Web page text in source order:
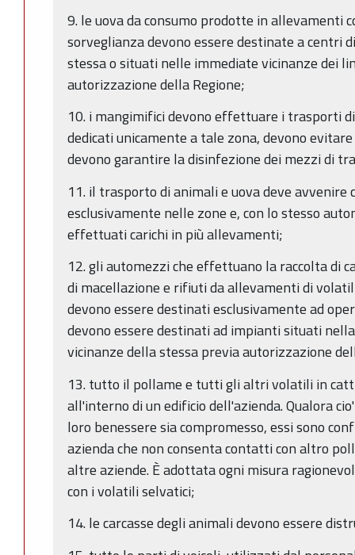
9. le uova da consumo prodotte in allevamenti
sorveglianza devono essere destinate a centri
stessa o situati nelle immediate vicinanze dei
autorizzazione della Regione;
10. i mangimifici devono effettuare i trasporti
dedicati unicamente a tale zona, devono
devono garantire la disinfezione dei mezzi di
11. il trasporto di animali e uova deve
esclusivamente nelle zone e, con lo stesso
effettuati carichi in più allevamenti;
12. gli automezzi che effettuano la raccolta di
di macellazione e rifiuti da allevamenti di
devono essere destinati esclusivamente ad
devono essere destinati ad impianti situati
vicinanze della stessa previa autorizzazione
13. tutto il pollame e tutti gli altri volatili in
all'interno di un edificio dell'azienda. Qualora
loro benessere sia compromesso, essi sono
azienda che non consenta contatti con altro
altre aziende. È adottata ogni misura
con i volatili selvatici;
14. le carcasse degli animali devono essere